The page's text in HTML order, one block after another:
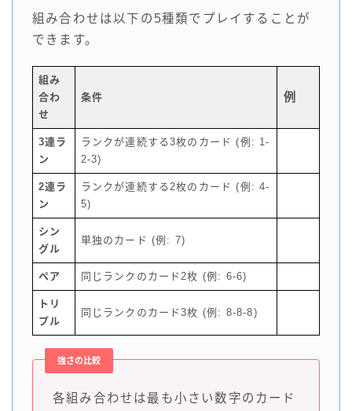
組み合わせは以下の5種類でプレイすることが
できます。
組み
合わ
せ
条件 例
3連ラ
ン
ランクが連続する3枚のカード (例: 1-
2-3)
2連ラ
ン
ランクが連続する2枚のカード (例: 4-
5)
シン
グル
単独のカード (例: 7)
ペア 同じランクのカード2枚 (例: 6-6)
トリ
プル
同じランクのカード3枚 (例: 8-8-8)
強さの比較
各組み合わせは最も小さい数字のカード